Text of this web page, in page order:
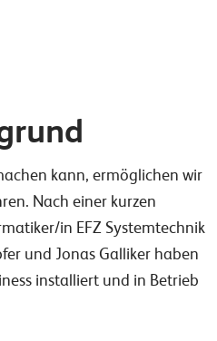
kann, ermöglichen wir
Nach einer kurzen
in EFZ Systemtechnik
und Jonas Galliker haben
installiert und in Betrieb